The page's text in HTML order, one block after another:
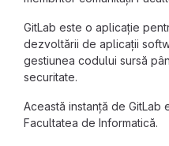
GitLab este o aplicație
dezvoltării de aplicații
gestiunea codului sursă
securitate.
Această instanță de GitLab
Facultatea de Informatică.